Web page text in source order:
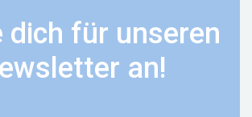
dich für unseren
an!